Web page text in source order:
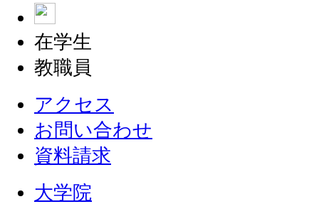
在学生
教職員
アクセス
お問い合わせ
資料請求
大学院